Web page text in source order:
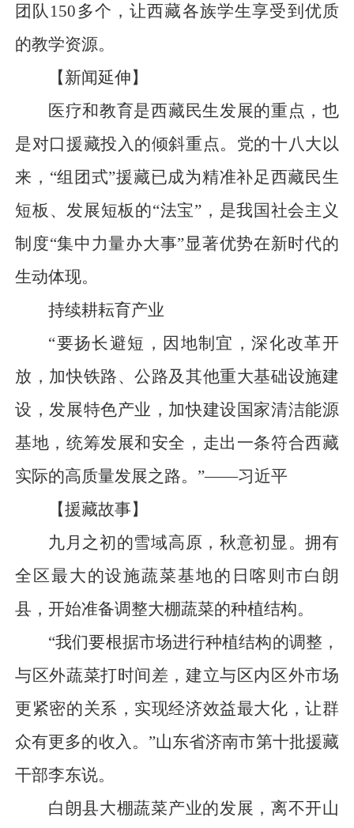
团队150多个，让西藏各族学生享受到优质
的教学资源。
【新闻延伸】
医疗和教育是西藏民生发展的重点，也
是对口援藏投入的倾斜重点。党的十八大以
来，“组团式”援藏已成为精准补足西藏民生
短板、发展短板的“法宝”，是我国社会主义
制度“集中力量办大事”显著优势在新时代的
生动体现。
持续耕耘育产业
“要扬长避短，因地制宜，深化改革开
放，加快铁路、公路及其他重大基础设施建
设，发展特色产业，加快建设国家清洁能源
基地，统筹发展和安全，走出一条符合西藏
实际的高质量发展之路。”——习近平
【援藏故事】
九月之初的雪域高原，秋意初显。拥有
全区最大的设施蔬菜基地的日喀则市白朗
县，开始准备调整大棚蔬菜的种植结构。
“我们要根据市场进行种植结构的调整，
与区外蔬菜打时间差，建立与区内区外市场
更紧密的关系，实现经济效益最大化，让群
众有更多的收入。”山东省济南市第十批援藏
干部李东说。
白朗县大棚蔬菜产业的发展，离不开山